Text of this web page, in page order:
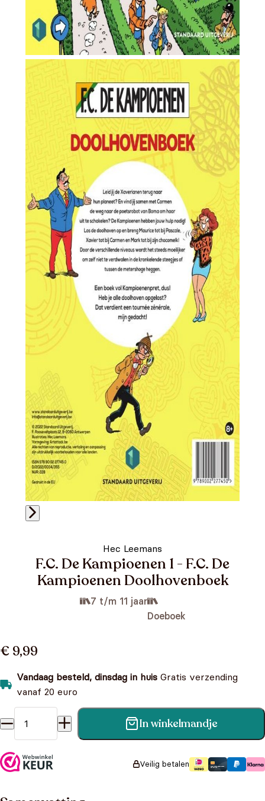
Hec Leemans
F.C. De Kampioenen 1 - F.C. De
Kampioenen Doolhovenboek
7 t/m 11 jaar
Doeboek
€ 9,99
Vandaag besteld, dinsdag in huis Gratis verzending
vanaf 20 euro
F.C. De Kampioenen 1 - F.C. De Kampioenen Doolhovenboek
In winkelmandje
Veilig betalen